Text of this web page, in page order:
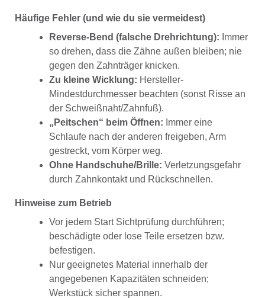
Häufige Fehler (und wie du sie vermeidest)
Reverse-Bend (falsche Drehrichtung): Immer
so drehen, dass die Zähne außen bleiben; nie
gegen den Zahnträger knicken.
Zu kleine Wicklung: Hersteller-
Mindestdurchmesser beachten (sonst Risse an
der Schweißnaht/Zahnfuß).
„Peitschen“ beim Öffnen: Immer eine
Schlaufe nach der anderen freigeben, Arm
gestreckt, vom Körper weg.
Ohne Handschuhe/Brille: Verletzungsgefahr
durch Zahnkontakt und Rückschnellen.
Hinweise zum Betrieb
Vor jedem Start Sichtprüfung durchführen;
beschädigte oder lose Teile ersetzen bzw.
befestigen.
Nur geeignetes Material innerhalb der
angegebenen Kapazitäten schneiden;
Werkstück sicher spannen.